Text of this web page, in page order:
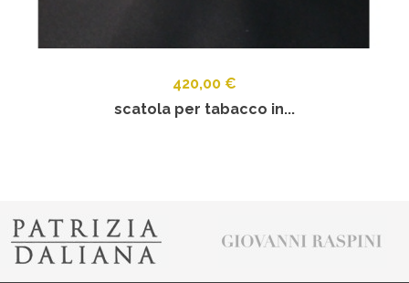
420,00 €
scatola per tabacco in...